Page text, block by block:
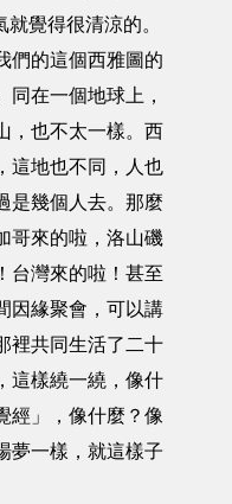
覺得很清涼的。
們的這個西雅圖的
同在一個地球上，
，也不太一樣。西
這地也不同，人也
是幾個人去。那麼
哥來的啦，洛山磯
台灣來的啦！甚至
因緣聚會，可以講
裡共同生活了二十
這樣繞一繞，像什
經」，像什麼？像
夢一樣，就這樣子